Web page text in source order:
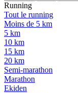
Running
Tout le running
Moins de 5 km
5 km
10 km
15 km
20 km
Semi-marathon
Marathon
Ekiden